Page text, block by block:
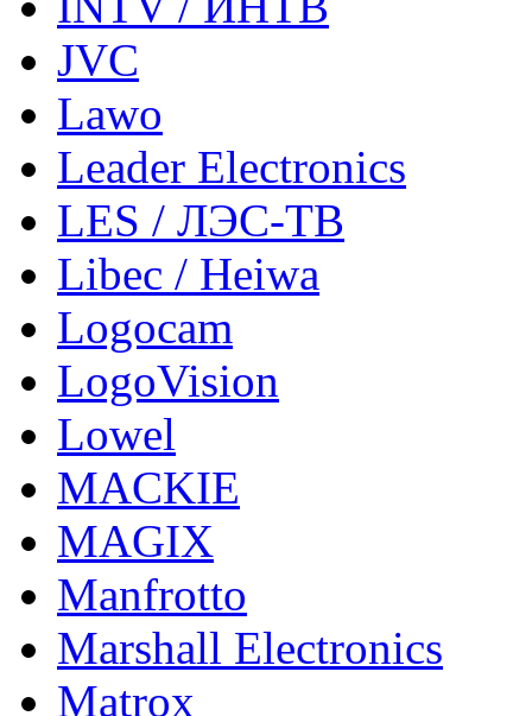
JVC
Lawo
Leader Electronics
LES / ЛЭС-ТВ
Libec / Heiwa
Logocam
LogoVision
Lowel
MACKIE
MAGIX
Manfrotto
Marshall Electronics
Matrox